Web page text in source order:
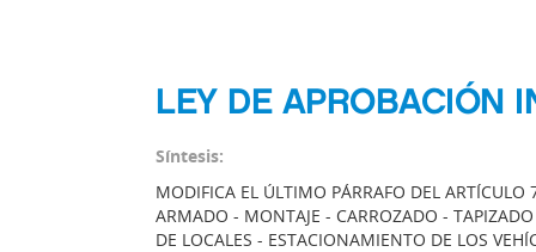
LEY DE APROBACIÓN
Síntesis:
MODIFICA EL ÚLTIMO PÁRRAFO DEL
ARMADO - MONTAJE - CARROZADO -
DE LOCALES - ESTACIONAMIENTO DE LOS